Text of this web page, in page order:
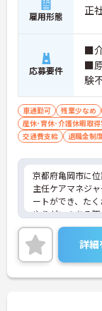
雇用形態 正
応募要件
■
■
験
車通勤可 残業少なめ
産休･育休･介護休暇取得
交通費支給
退職金制
京都府亀岡市に
主任ケアマネジ
ートができ、た
やりがいのある
基本なく、プラ
す。ご興味のある
さらに詳細をお
ください！
詳細